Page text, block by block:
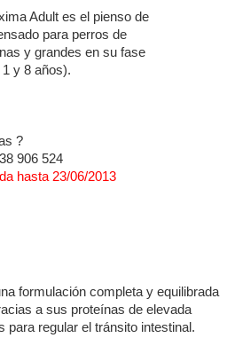
Adult es el pienso de
para perros de
y grandes en su fase
y 8 años).
?
906 524
hasta 23/06/2013
formulación completa y equilibrada
a sus proteínas de elevada
para regular el tránsito intestinal.